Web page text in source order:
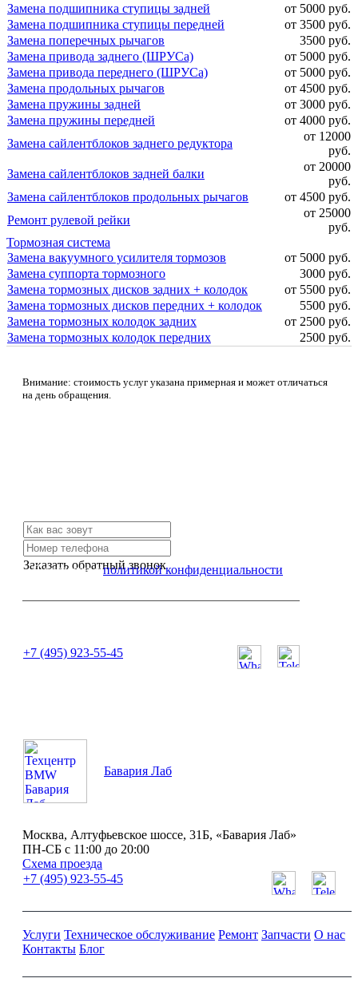
Замена подшипника ступицы задней
от 5000 руб.
Замена подшипника ступицы передней
от 3500 руб.
Замена поперечных рычагов
3500 руб.
Замена привода заднего (ШРУСа)
от 5000 руб.
Замена привода переднего (ШРУСа)
от 5000 руб.
Замена продольных рычагов
от 4500 руб.
Замена пружины задней
от 3000 руб.
Замена пружины передней
от 4000 руб.
Замена сайлентблоков заднего редуктора
от 12000
руб.
Замена сайлентблоков задней балки
от 20000
руб.
Замена сайлентблоков продольных рычагов
от 4500 руб.
Ремонт рулевой рейки
от 25000
руб.
Тормозная система
Замена вакуумного усилителя тормозов
от 5000 руб.
Замена суппорта тормозного
3000 руб.
Замена тормозных дисков задних + колодок
от 5500 руб.
Замена тормозных дисков передних + колодок
5500 руб.
Замена тормозных колодок задних
от 2500 руб.
Замена тормозных колодок передних
2500 руб.
Внимание: стоимость услуг указана примерная и может отличаться
на день обращения.
Заказать обратный звонок
Я согласен сполитикой конфиденциальности
+7 (495) 923-55-45
Бавария Лаб
Москва, Алтуфьевское шоссе, 31Б, «Бавария Лаб»
ПН-СБ с 11:00 до 20:00
Схема проезда
+7 (495) 923-55-45
Услуги Техническое обслуживание Ремонт Запчасти О нас
Контакты Блог